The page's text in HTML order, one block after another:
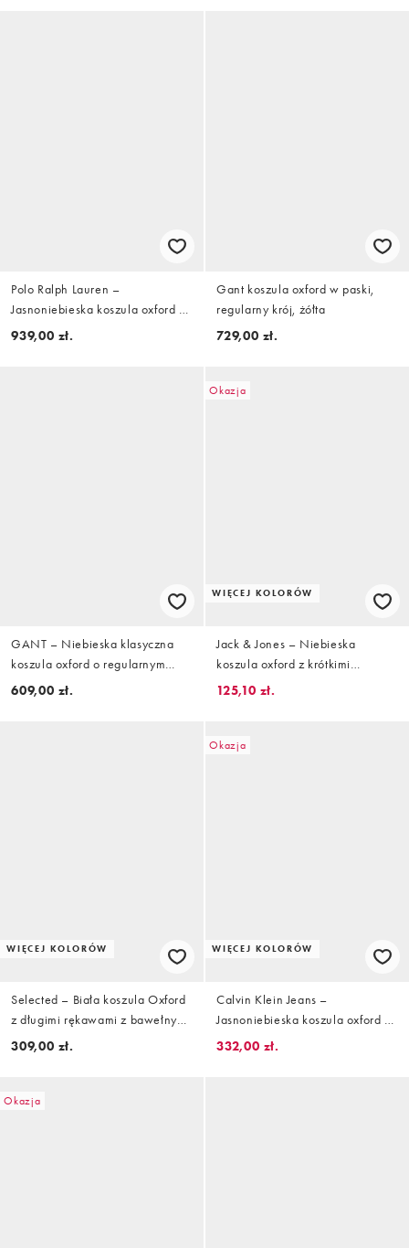
Polo Ralph Lauren –
Jasnoniebieska koszula oxford o
dopasowanym kroju w paski
939,00 zł.
Gant koszula oxford w paski,
regularny krój, żółta
729,00 zł.
GANT – Niebieska klasyczna
koszula oxford o regularnym
kroju w paski
609,00 zł.
Okazja
WIĘCEJ KOLORÓW
Jack & Jones – Niebieska
koszula oxford z krótkimi
rękawami w paski
125,10 zł.
WIĘCEJ KOLORÓW
Selected – Biała koszula Oxford
z długimi rękawami z bawełny
100%
309,00 zł.
Okazja
WIĘCEJ KOLORÓW
Calvin Klein Jeans –
Jasnoniebieska koszula oxford w
paski
332,00 zł.
Okazja